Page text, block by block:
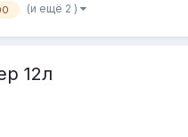
(и ещё 2 )
12л